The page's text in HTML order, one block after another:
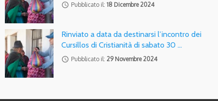
access_time Pubblicato il: 18 Dicembre 2024
Rinviato a data da destinarsi l’incontro dei
Cursillos di Cristianità di sabato 30 …
access_time Pubblicato il: 29 Novembre 2024